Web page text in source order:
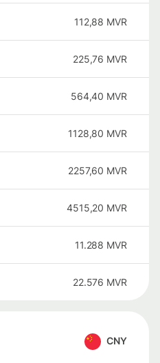
112,88 MVR
225,76 MVR
564,40 MVR
1128,80 MVR
2257,60 MVR
4515,20 MVR
11.288 MVR
22.576 MVR
CNY